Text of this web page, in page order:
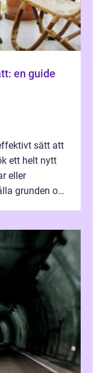
en guide
sätt att
ett helt nytt
eller
grunden och